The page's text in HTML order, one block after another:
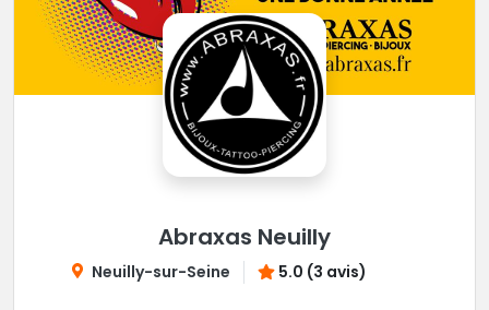
Abraxas Neuilly
Neuilly-sur-Seine 5.0 (3 avis)